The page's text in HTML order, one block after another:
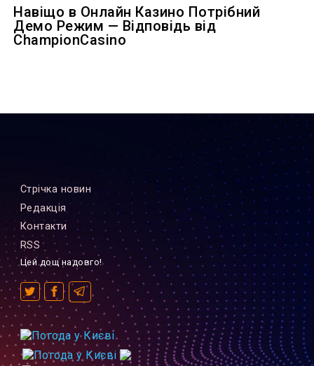
Навіщо в Онлайн Казино Потрібний
Демо Режим — Відповідь від
ChampionCasino
Стрiчка новин
Редакцiя
Контакти
RSS
Цей дощ надовго!